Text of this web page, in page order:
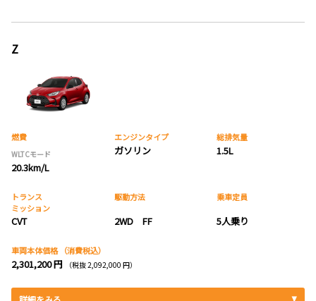
Z
燃費
WLTCモード
20.3km/L
エンジンタイプ
ガソリン
総排気量
1.5L
トランス
ミッション
CVT
駆動方法
2WD FF
乗車定員
5人乗り
車両本体価格 （消費税込）
2,301,200 円 （税抜 2,092,000 円）